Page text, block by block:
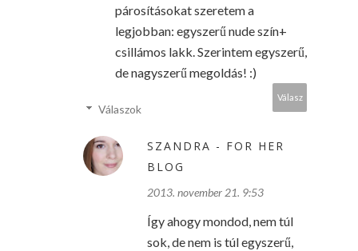
párosításokat szeretem a
legjobban: egyszerű nude szín+
csillámos lakk. Szerintem egyszerű,
de nagyszerű megoldás! :)
Válasz
Válaszok
SZANDRA - FOR HER
BLOG
2013. november 21. 9:53
Így ahogy mondod, nem túl
sok, de nem is túl egyszerű,